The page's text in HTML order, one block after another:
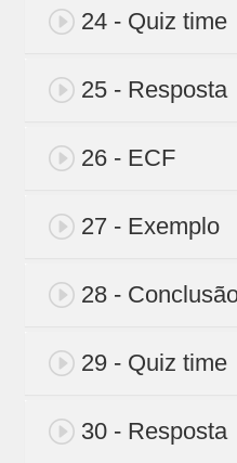
24 - Quiz time
25 - Resposta
26 - ECF
27 - Exemplo
28 -
29 - Quiz time
30 - Resposta